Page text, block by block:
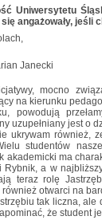
Uniwersytetu
angażowały, jeśli
mocno
na kierunku
powodują
uzupełniany jest o
ukrywam również,
studentów
akademicki ma
a w
teraz rolę
otwarci na
tak liczna, ale
że student